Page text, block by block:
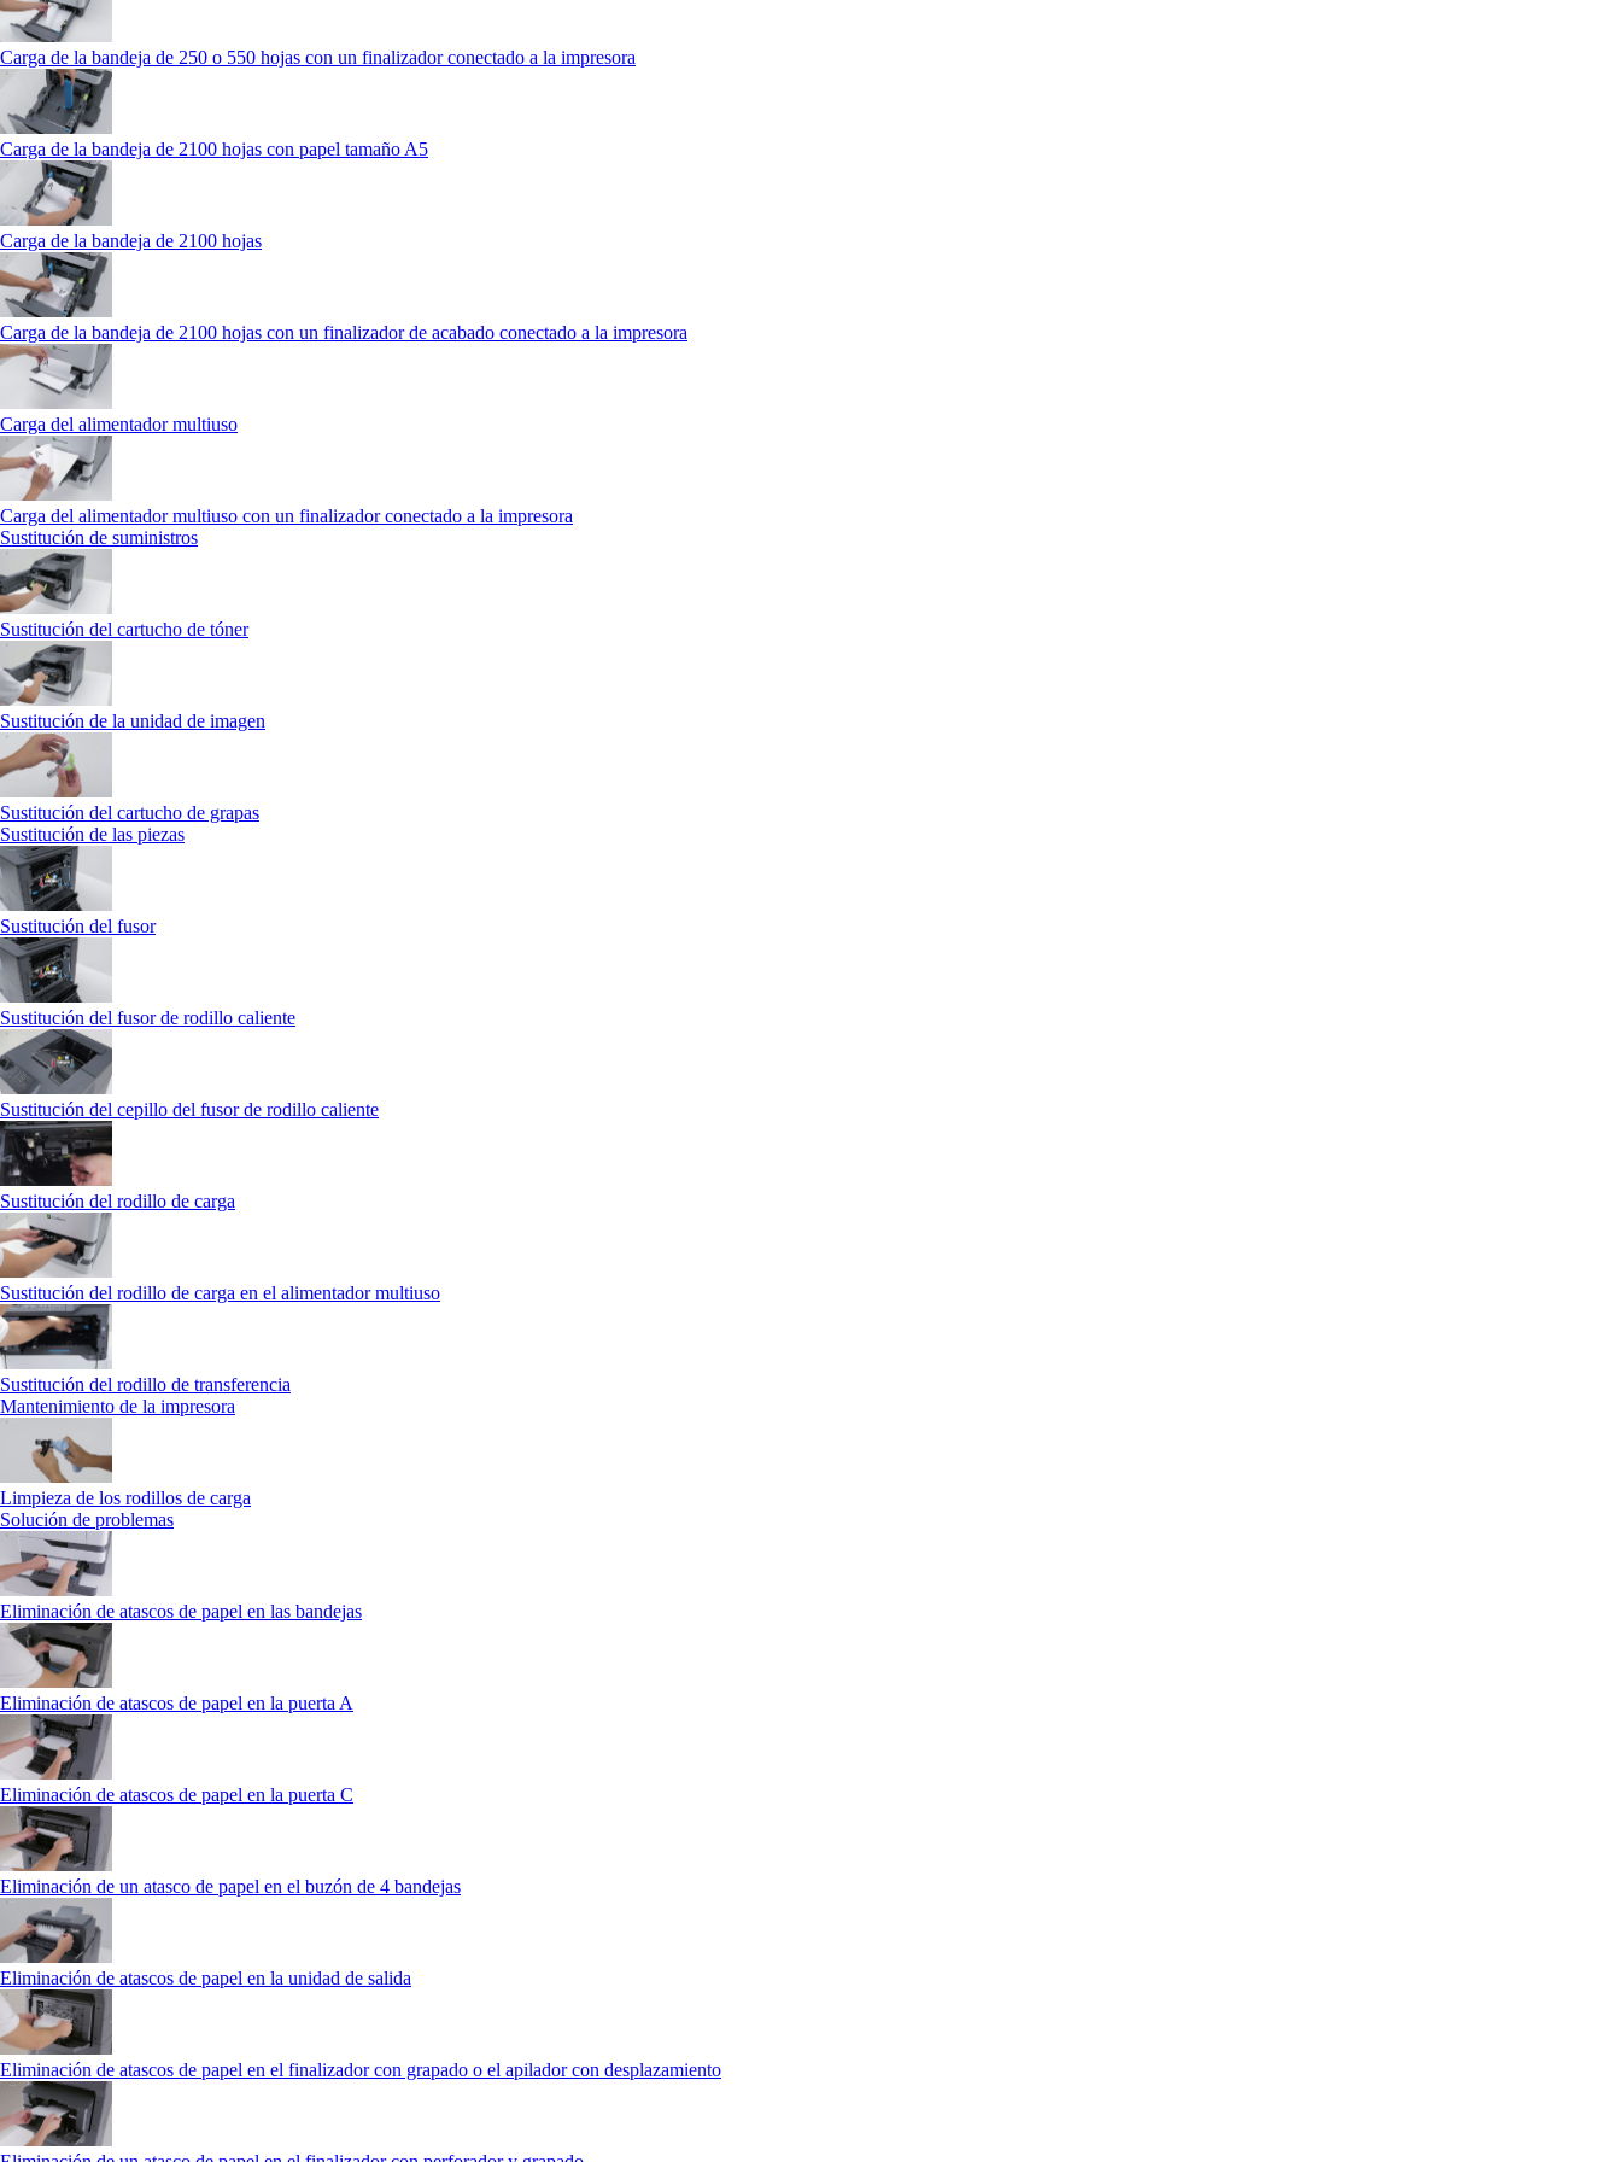
Carga de la bandeja de 250 o 550 hojas con un finalizador conectado a la impresora
Carga de la bandeja de 2100 hojas con papel tamaño A5
Carga de la bandeja de 2100 hojas
Carga de la bandeja de 2100 hojas con un finalizador de acabado conectado a la impresora
Carga del alimentador multiuso
Carga del alimentador multiuso con un finalizador conectado a la impresora
Sustitución de suministros
Sustitución del cartucho de tóner
Sustitución de la unidad de imagen
Sustitución del cartucho de grapas
Sustitución de las piezas
Sustitución del fusor
Sustitución del fusor de rodillo caliente
Sustitución del cepillo del fusor de rodillo caliente
Sustitución del rodillo de carga
Sustitución del rodillo de carga en el alimentador multiuso
Sustitución del rodillo de transferencia
Mantenimiento de la impresora
Limpieza de los rodillos de carga
Solución de problemas
Eliminación de atascos de papel en las bandejas
Eliminación de atascos de papel en la puerta A
Eliminación de atascos de papel en la puerta C
Eliminación de un atasco de papel en el buzón de 4 bandejas
Eliminación de atascos de papel en la unidad de salida
Eliminación de atascos de papel en el finalizador con grapado o el apilador con desplazamiento